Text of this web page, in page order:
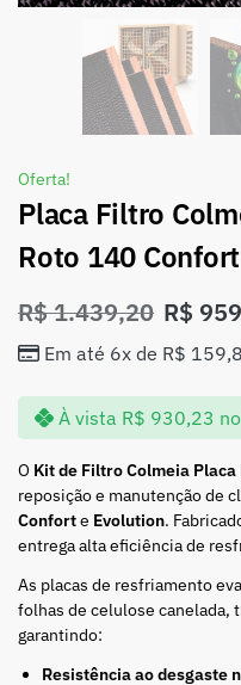
Oferta!
Placa Filtro
Roto 140
R$1.439,20 R$
Em até 6x de R$
À vista R$ 930,23
O Kit de Filtro Colmeia
reposição e manutenção de
Conforte Evolution.
entrega alta eficiência de
As placas de resfriamento
folhas de celulose canelada,
garantindo:
Resistência ao desgaste